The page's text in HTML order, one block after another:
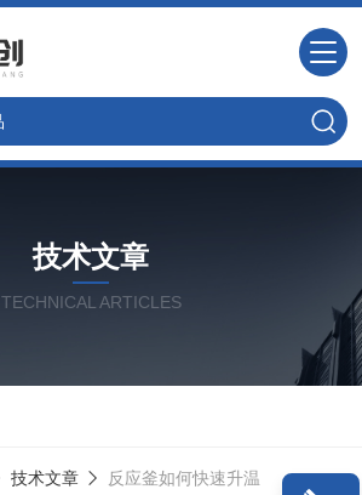
技术文章
TECHNICAL ARTICLES
技术文章 反应釜如何快速升温